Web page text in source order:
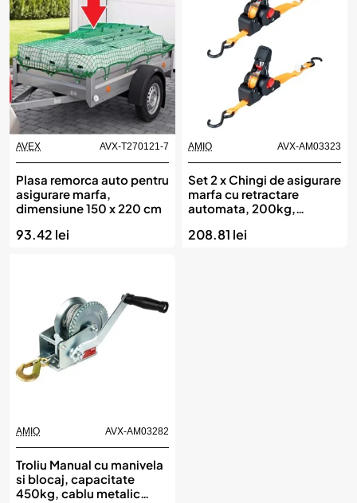
AVEX AVX-T270121-7
Plasa remorca auto pentru
asigurare marfa,
dimensiune 150 x 220 cm
93.42 lei
AMIO AVX-AM03323
Set 2 x Chingi de asigurare
marfa cu retractare
automata, 200kg,
model S-TYPE, AVX-
208.81 lei
AMIO AVX-AM03282
Troliu Manual cu manivela
si blocaj, capacitate
450kg, cablu metalic